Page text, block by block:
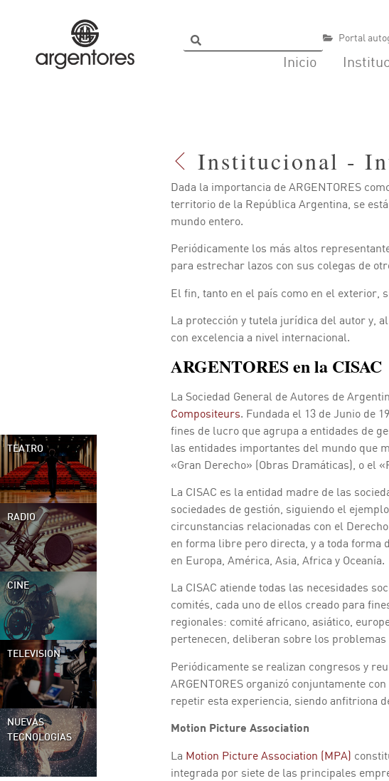
Inicio
Portal
TEATRO
RADIO
CINE
TELEVISION
NUEVAS
TECNOLOGÍAS
Institucional -
Dada la importancia de ARGENTORES
territorio de la República Argentina, se
mundo entero.
Periódicamente los más altos
para estrechar lazos con sus colegas de
El fin, tanto en el país como en el exterior,
La protección y tutela jurídica del autor y,
con excelencia a nivel internacional.
ARGENTORES en la CISAC
La Sociedad General de Autores de
Compositeurs. Fundada el 13 de Junio de
fines de lucro que agrupa a entidades de
las entidades importantes del mundo que
«Gran Derecho» (Obras Dramáticas), o el
La CISAC es la entidad madre de las
sociedades de gestión, siguiendo el
circunstancias relacionadas con el
en forma libre pero directa, y a toda forma
en Europa, América, Asia, Africa y Oceanía.
La CISAC atiende todas las necesidades
comités, cada uno de ellos creado para
regionales: comité africano, asiático,
pertenecen, deliberan sobre los
Periódicamente se realizan congresos y
ARGENTORES organizó conjuntamente
repetir esta experiencia, siendo anfitriona
Motion Picture Association
La Motion Picture Association (MPA)
integrada por siete de las principales